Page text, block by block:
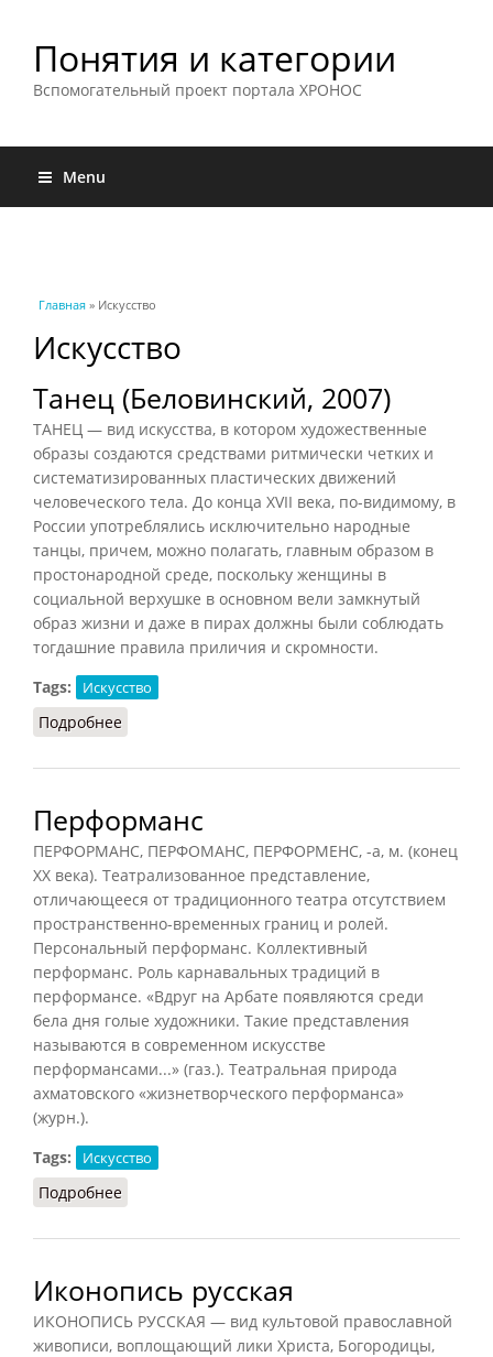
Понятия и категории
Вспомогательный проект портала ХРОНОС
Menu
Вы здесь
Главная » Искусство
Искусство
Танец (Беловинский, 2007)
ТАНЕЦ — вид искусства, в котором художественные
образы создаются средствами ритмически четких и
систематизированных пластических движений
человеческого тела. До конца XVII века, по-видимому, в
России употреблялись исключительно народные
танцы, причем, можно полагать, главным образом в
простонародной среде, поскольку женщины в
социальной верхушке в основном вели замкнутый
образ жизни и даже в пирах должны были соблюдать
тогдашние правила приличия и скромности.
Tags:
Искусство
Подробнее
Перформанс
ПЕРФОРМАНС, ПЕРФОМАНС, ПЕРФОРМЕНС, -а, м. (конец
XX века). Театрализованное представление,
отличающееся от традиционного театра отсутствием
пространственно-временных границ и ролей.
Персональный перформанс. Коллективный
перформанс. Роль карнавальных традиций в
перформансе. «Вдруг на Арбате появляются среди
бела дня голые художники. Такие представления
называются в современном искусстве
перформансами...» (газ.). Театральная природа
ахматовского «жизнетворческого перформанса»
(журн.).
Tags:
Искусство
Подробнее
Иконопись русская
ИКОНОПИСЬ РУССКАЯ — вид культовой православной
живописи, воплощающий лики Христа, Богородицы,